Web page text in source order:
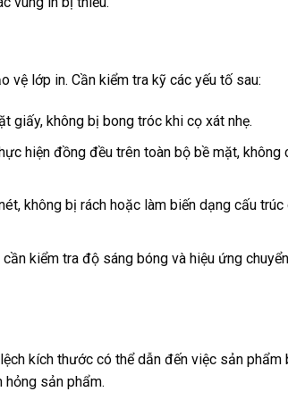
vệ lớp in. Cần kiểm tra kỹ các yếu tố sau:
giấy, không bị bong tróc khi cọ xát nhẹ.
hiện đồng đều trên toàn bộ bề mặt, không
không bị rách hoặc làm biến dạng cấu trúc
kiểm tra độ sáng bóng và hiệu ứng
kích thước có thể dẫn đến việc sản phẩm
hỏng sản phẩm.